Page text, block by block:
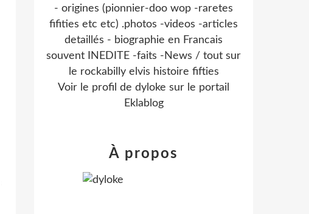
- origines (pionnier-doo wop -raretes
fifities etc etc) .photos -videos -articles
detaillés - biographie en Francais
souvent INEDITE -faits -News / tout sur
le rockabilly elvis histoire fifties
Voir le profil de dyloke sur le portail
Eklablog
À propos